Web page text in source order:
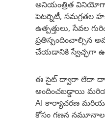
అనియంత్రిత
పెటర్నిటీ, సమగ్రతల
ఉత్పత్తులు, సేవల
ప్రతిస్పందించాల్సిన
చేయడానికి స్వేచ్ఛగా
ఈ సైట్ ద్వారా లేదా
అందించబడ్డాయి
AI కార్యాచరణ
కోసం గణన